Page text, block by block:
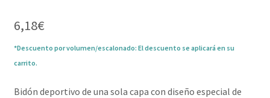
6,18€
*Descuento por volumen/escalonado: El descuento se aplicará en su
carrito.
Bidón deportivo de una sola capa con diseño especial de